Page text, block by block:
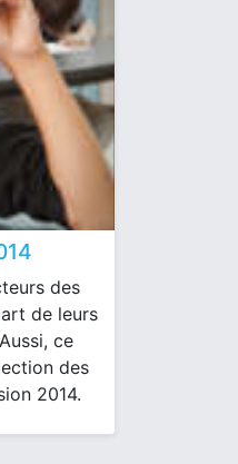
des
de leurs
ce
des
2014.